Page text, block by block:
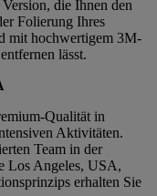
die Ihnen den
Folierung Ihres
mit hochwertigem 3M-
lässt.
Qualität in
Aktivitäten.
Team in der
Los Angeles, USA,
erhalten Sie